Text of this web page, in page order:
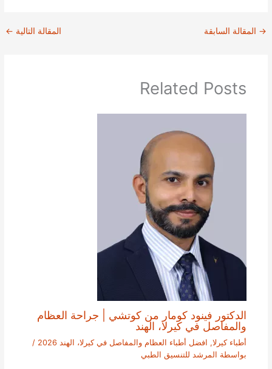
→ المقالة السابقة المقالة التالية ←
Related Posts
الدكتور فينود كومار من كوتشي | جراحة العظام
والمفاصل في كيرلا، الهند
أطباء كيرلا, افضل أطباء العظام والمفاصل في كيرلا، الهند 2026
/
بواسطة المرشد للتنسيق الطبي